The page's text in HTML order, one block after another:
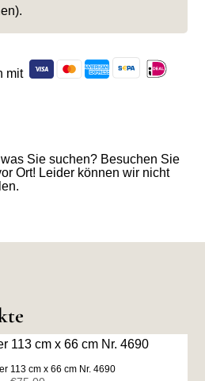
mit
Sie suchen? Besuchen Sie
Ort! Leider können wir nicht
113 cm x 66 cm Nr. 4690